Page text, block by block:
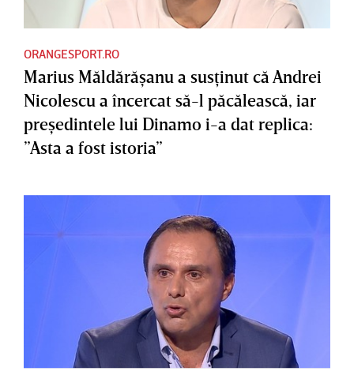
ORANGESPORT.RO
Marius Măldărăşanu a susţinut că Andrei
Nicolescu a încercat să-l păcălească, iar
preşedintele lui Dinamo i-a dat replica:
”Asta a fost istoria”